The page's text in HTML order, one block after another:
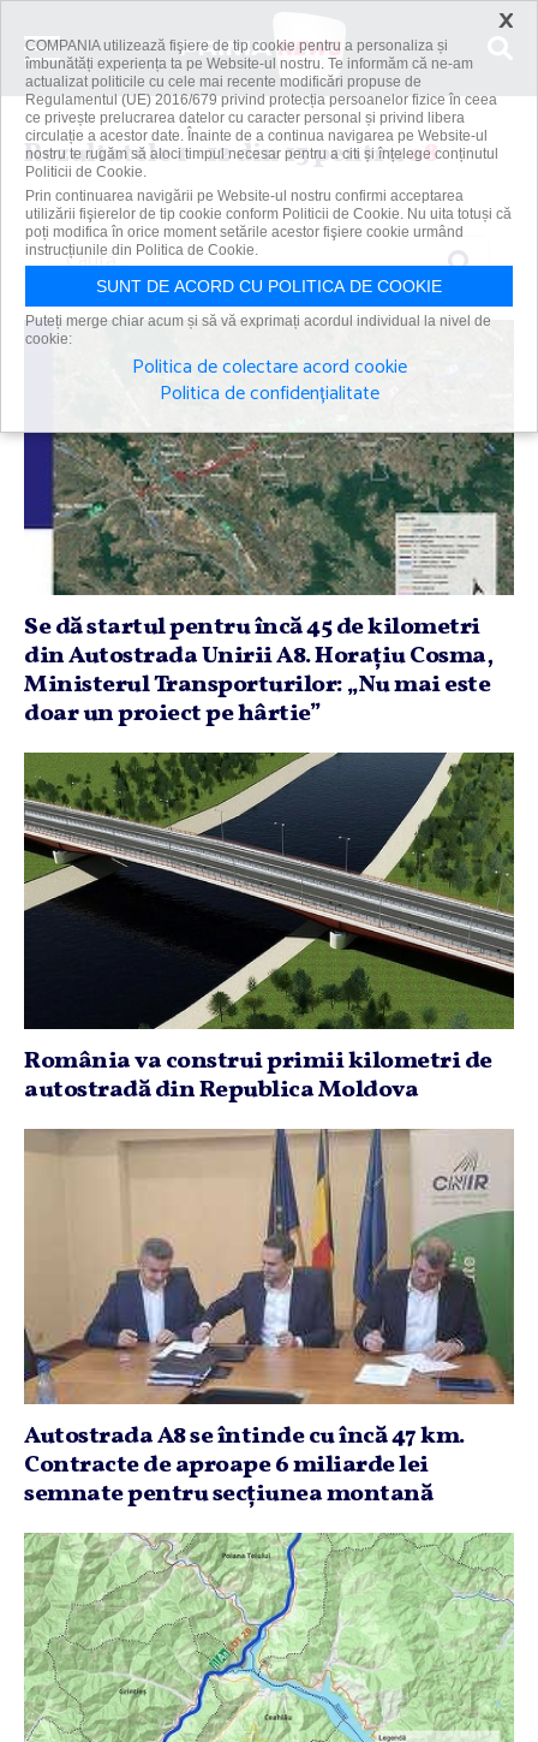
Rezultatele 1 - 12 din 13 pentrua8
Caută
Se dă startul pentru încă 45 de kilometri
din Autostrada Unirii A8. Horaţiu Cosma,
Ministerul Transporturilor: „Nu mai este
doar un proiect pe hârtie”
România va construi primii kilometri de
autostradă din Republica Moldova
Autostrada A8 se întinde cu încă 47 km.
Contracte de aproape 6 miliarde lei
semnate pentru secţiunea montană
×
COMPANIA utilizează fişiere de tip cookie pentru a personaliza și
îmbunătăți experiența ta pe Website-ul nostru. Te informăm că ne-am
actualizat politicile cu cele mai recente modificări propuse de
Regulamentul (UE) 2016/679 privind protecția persoanelor fizice în ceea
ce privește prelucrarea datelor cu caracter personal și privind libera
circulație a acestor date. Înainte de a continua navigarea pe Website-ul
nostru te rugăm să aloci timpul necesar pentru a citi și înțelege conținutul
Politicii de Cookie.
Prin continuarea navigării pe Website-ul nostru confirmi acceptarea
utilizării fişierelor de tip cookie conform Politicii de Cookie. Nu uita totuși că
poți modifica în orice moment setările acestor fişiere cookie urmând
instrucțiunile din Politica de Cookie.
SUNT DE ACORD CU POLITICA DE COOKIE
Puteți merge chiar acum și să vă exprimați acordul individual la nivel de
cookie:
Politica de colectare acord cookie
Politica de confidențialitate